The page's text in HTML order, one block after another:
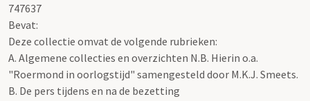
747637
Bevat:
Deze collectie omvat de volgende rubrieken:
A. Algemene collecties en overzichten N.B. Hierin o.a.
"Roermond in oorlogstijd" samengesteld door M.K.J. Smeets.
B. De pers tijdens en na de bezetting